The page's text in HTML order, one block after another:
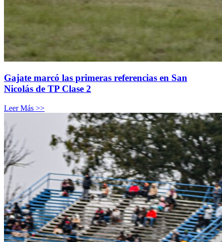
Gajate marcó las primeras referencias en San
Nicolás de TP Clase 2
Leer Más >>